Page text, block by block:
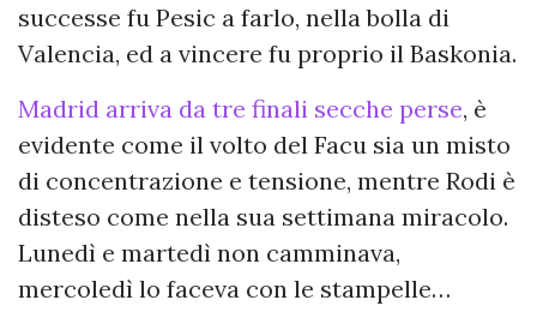
successe fu Pesic a farlo, nella bolla di
Valencia, ed a vincere fu proprio il Baskonia.
Madrid arriva da tre finali secche perse, è
evidente come il volto del Facu sia un misto
di concentrazione e tensione, mentre Rodi è
disteso come nella sua settimana miracolo.
Lunedì e martedì non camminava,
mercoledì lo faceva con le stampelle…